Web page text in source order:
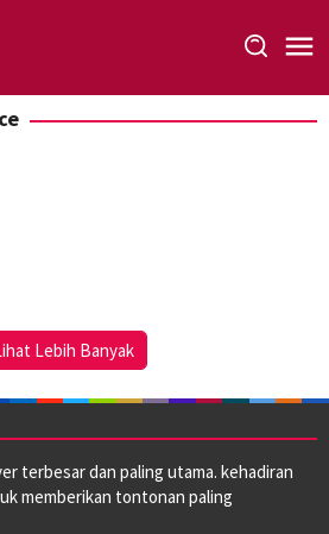
Lebih Banyak
terbesar dan paling utama. kehadiran
memberikan tontonan paling